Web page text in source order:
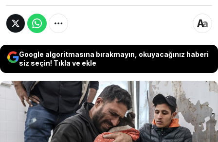
Google algoritmasına bırakmayın, okuyacağınız haberi
siz seçin! Tıkla ve ekle
İsrail'in 7 Ekim'den bu yana yoğun
saldırı altında tuttuğu Gazze Şeridi'nde